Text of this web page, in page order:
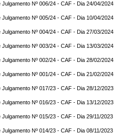
Julgamento Nº 006/24 - CAF - Dia 24/04/2024
Julgamento Nº 005/24 - CAF - Dia 10/04/2024
Julgamento Nº 004/24 - CAF - Dia 27/03/2024
Julgamento Nº 003/24 - CAF - Dia 13/03/2024
Julgamento Nº 002/24 - CAF - Dia 28/02/2024
Julgamento Nº 001/24 - CAF - Dia 21/02/2024
Julgamento Nº 017/23 - CAF - Dia 28/12/2023
Julgamento Nº 016/23 - CAF - Dia 13/12/2023
Julgamento Nº 015/23 - CAF - Dia 29/11/2023
Julgamento Nº 014/23 - CAF - Dia 08/11/2023